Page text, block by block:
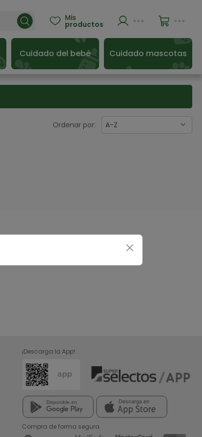
 Mis
productos
Cuidado del bebé Cuidado mascotas
Ordenar por: A-Z
¡Descarga la App!
Compra de forma segura